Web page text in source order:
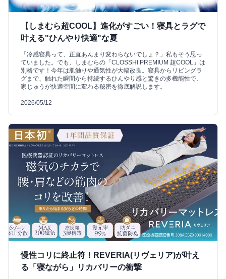
【しまむら超COOL】進化がすごい！寝具とラグで
叶える"ひんやり快適"な夏
「冷感寝具って、正直あんまり変わらないでしょ？」私もそう思っ
ていました。でも、しまむらの「CLOSSHI PREMIUM 超COOL」は
別格です！今年は肌触りや通気性が大幅改良。寝具からリビングラ
グまで、触れた瞬間から持続するひんやり感と驚きの多機能性で、
家じゅうが快適空間に変わる秘密を徹底解説します。
2026/05/12
慢性コリに終止符！REVERIA(リヴェリア)が叶え
る「寝ながら」リカバリーの衝撃